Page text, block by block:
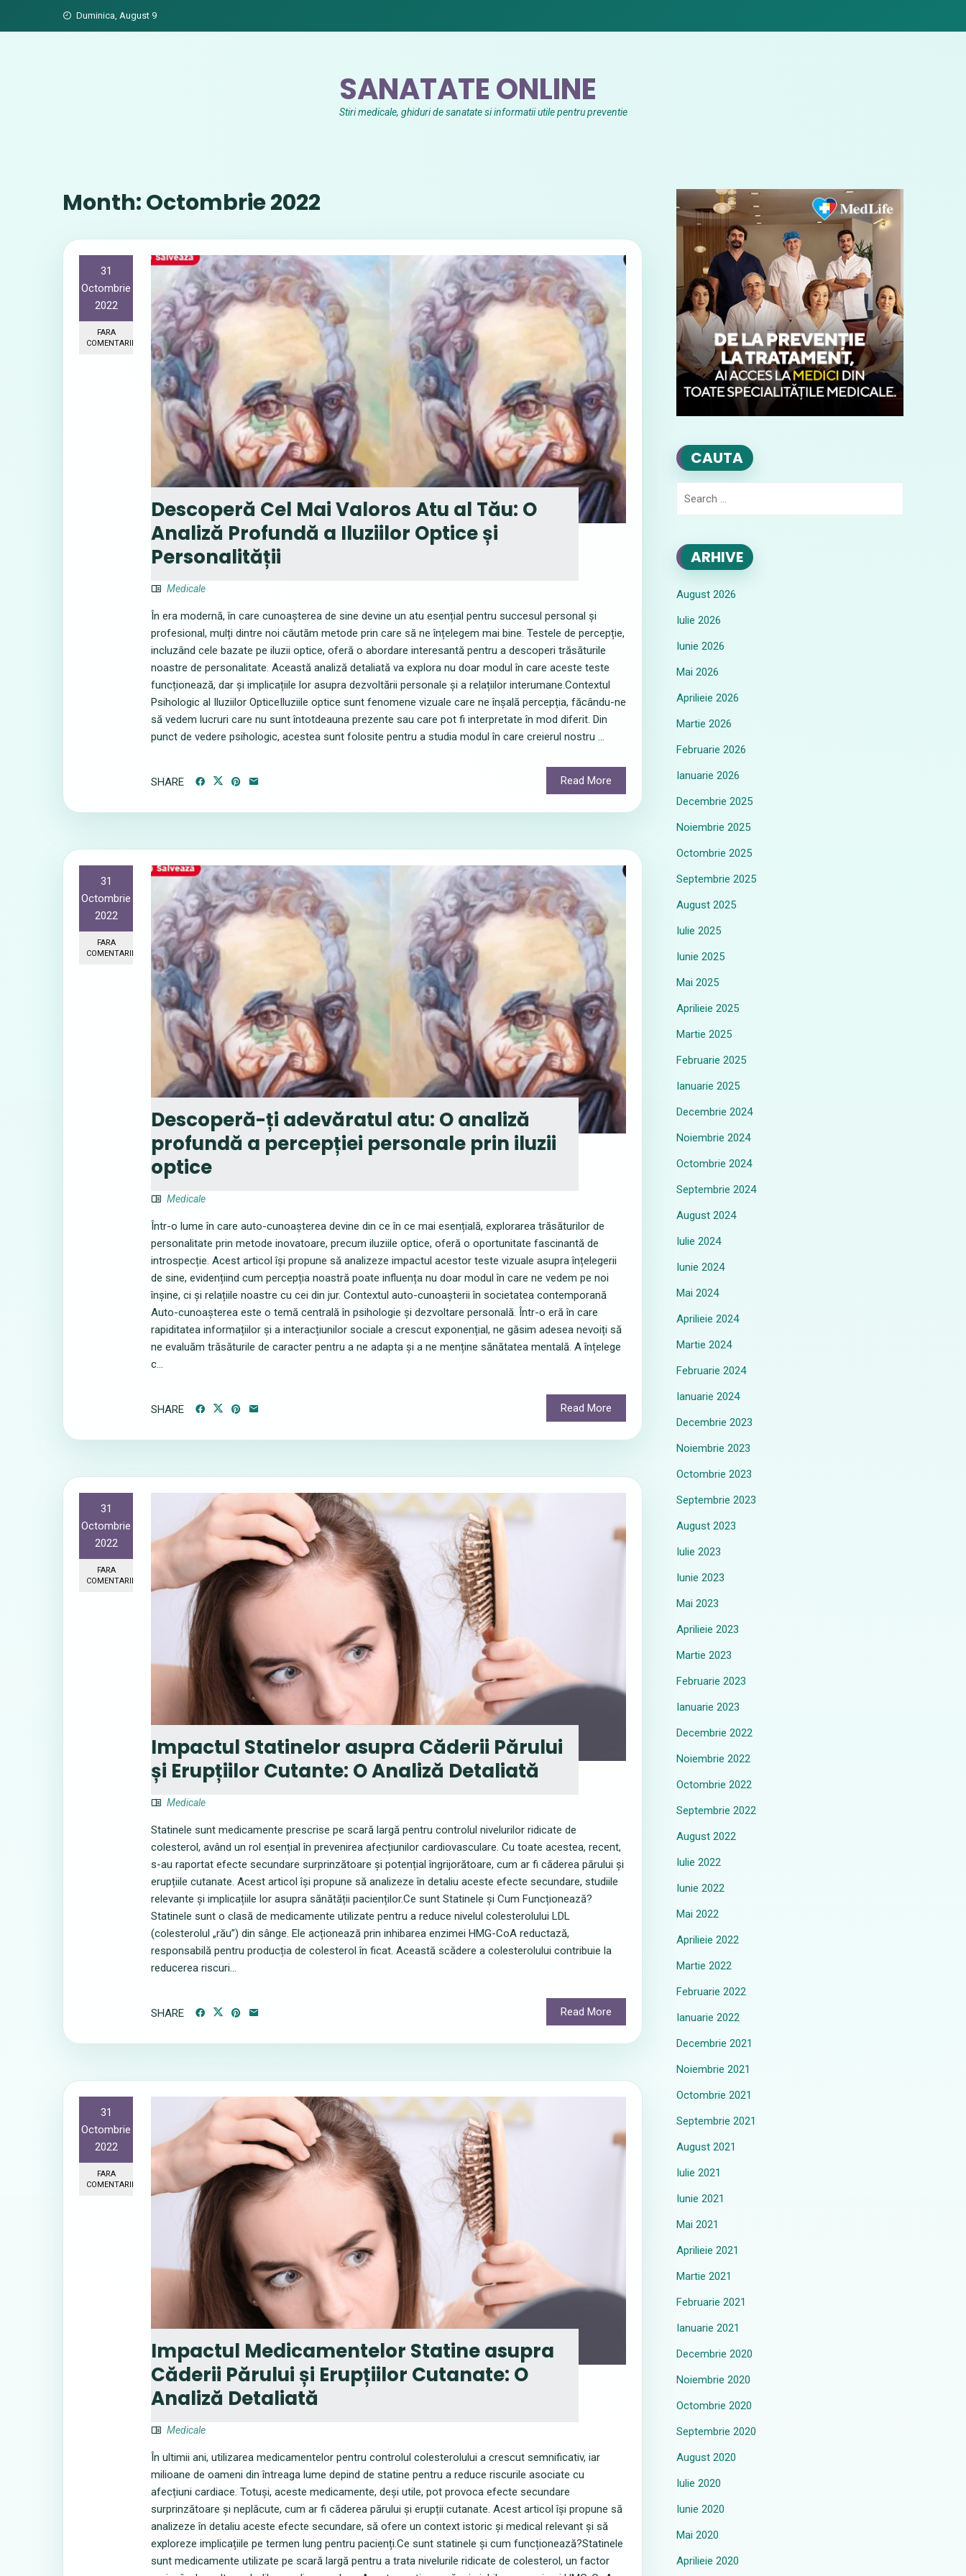
Duminica, August 9
SANATATE ONLINE
Stiri medicale, ghiduri de sanatate si informatii utile pentru preventie
Month:Octombrie 2022
31
Octombrie
2022
FARA
COMENTARII
Descoperă Cel Mai Valoros Atu al Tău: O
Analiză Profundă a Iluziilor Optice și
Personalității
Medicale
În era modernă, în care cunoașterea de sine devine un atu esențial pentru succesul personal și
profesional, mulți dintre noi căutăm metode prin care să ne înțelegem mai bine. Testele de percepție,
incluzând cele bazate pe iluzii optice, oferă o abordare interesantă pentru a descoperi trăsăturile
noastre de personalitate. Această analiză detaliată va explora nu doar modul în care aceste teste
funcționează, dar și implicațiile lor asupra dezvoltării personale și a relațiilor interumane.Contextul
Psihologic al Iluziilor OpticeIluziile optice sunt fenomene vizuale care ne înșală percepția, făcându-ne
să vedem lucruri care nu sunt întotdeauna prezente sau care pot fi interpretate în mod diferit. Din
punct de vedere psihologic, acestea sunt folosite pentru a studia modul în care creierul nostru ...
Read More
SHARE
31
Octombrie
2022
FARA
COMENTARII
Descoperă-ți adevăratul atu: O analiză
profundă a percepției personale prin iluzii
optice
Medicale
Într-o lume în care auto-cunoașterea devine din ce în ce mai esențială, explorarea trăsăturilor de
personalitate prin metode inovatoare, precum iluziile optice, oferă o oportunitate fascinantă de
introspecție. Acest articol își propune să analizeze impactul acestor teste vizuale asupra înțelegerii
de sine, evidențiind cum percepția noastră poate influența nu doar modul în care ne vedem pe noi
înșine, ci și relațiile noastre cu cei din jur. Contextul auto-cunoașterii în societatea contemporană
Auto-cunoașterea este o temă centrală în psihologie și dezvoltare personală. Într-o eră în care
rapiditatea informațiilor și a interacțiunilor sociale a crescut exponențial, ne găsim adesea nevoiți să
ne evaluăm trăsăturile de caracter pentru a ne adapta și a ne menține sănătatea mentală. A înțelege
c...
Read More
SHARE
31
Octombrie
2022
FARA
COMENTARII
Impactul Statinelor asupra Căderii Părului
și Erupțiilor Cutante: O Analiză Detaliată
Medicale
Statinele sunt medicamente prescrise pe scară largă pentru controlul nivelurilor ridicate de
colesterol, având un rol esențial în prevenirea afecțiunilor cardiovasculare. Cu toate acestea, recent,
s-au raportat efecte secundare surprinzătoare și potențial îngrijorătoare, cum ar fi căderea părului și
erupțiile cutanate. Acest articol își propune să analizeze în detaliu aceste efecte secundare, studiile
relevante și implicațiile lor asupra sănătății pacienților.Ce sunt Statinele și Cum Funcționează?
Statinele sunt o clasă de medicamente utilizate pentru a reduce nivelul colesterolului LDL
(colesterolul „rău”) din sânge. Ele acționează prin inhibarea enzimei HMG-CoA reductază,
responsabilă pentru producția de colesterol în ficat. Această scădere a colesterolului contribuie la
reducerea riscuri...
Read More
SHARE
31
Octombrie
2022
FARA
COMENTARII
Impactul Medicamentelor Statine asupra
Căderii Părului și Erupțiilor Cutanate: O
Analiză Detaliată
Medicale
În ultimii ani, utilizarea medicamentelor pentru controlul colesterolului a crescut semnificativ, iar
milioane de oameni din întreaga lume depind de statine pentru a reduce riscurile asociate cu
afecțiuni cardiace. Totuși, aceste medicamente, deși utile, pot provoca efecte secundare
surprinzătoare și neplăcute, cum ar fi căderea părului și erupții cutanate. Acest articol își propune să
analizeze în detaliu aceste efecte secundare, să ofere un context istoric și medical relevant și să
exploreze implicațiile pe termen lung pentru pacienți.Ce sunt statinele și cum funcționează?Statinele
sunt medicamente utilizate pe scară largă pentru a trata nivelurile ridicate de colesterol, un factor
CAUTA
ARHIVE
August 2026
Iulie 2026
Iunie 2026
Mai 2026
Aprilieie 2026
Martie 2026
Februarie 2026
Ianuarie 2026
Decembrie 2025
Noiembrie 2025
Octombrie 2025
Septembrie 2025
August 2025
Iulie 2025
Iunie 2025
Mai 2025
Aprilieie 2025
Martie 2025
Februarie 2025
Ianuarie 2025
Decembrie 2024
Noiembrie 2024
Octombrie 2024
Septembrie 2024
August 2024
Iulie 2024
Iunie 2024
Mai 2024
Aprilieie 2024
Martie 2024
Februarie 2024
Ianuarie 2024
Decembrie 2023
Noiembrie 2023
Octombrie 2023
Septembrie 2023
August 2023
Iulie 2023
Iunie 2023
Mai 2023
Aprilieie 2023
Martie 2023
Februarie 2023
Ianuarie 2023
Decembrie 2022
Noiembrie 2022
Octombrie 2022
Septembrie 2022
August 2022
Iulie 2022
Iunie 2022
Mai 2022
Aprilieie 2022
Martie 2022
Februarie 2022
Ianuarie 2022
Decembrie 2021
Noiembrie 2021
Octombrie 2021
Septembrie 2021
August 2021
Iulie 2021
Iunie 2021
Mai 2021
Aprilieie 2021
Martie 2021
Februarie 2021
Ianuarie 2021
Decembrie 2020
Noiembrie 2020
Octombrie 2020
Septembrie 2020
August 2020
Iulie 2020
Iunie 2020
Mai 2020
Aprilieie 2020